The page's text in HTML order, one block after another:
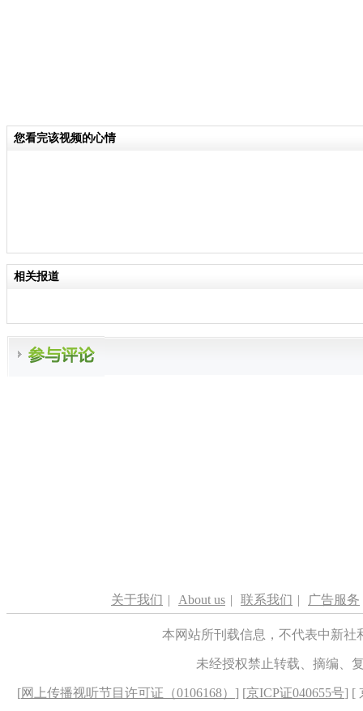
您看完该视频的心情
相关报道
关于我们 | About us | 联系我们 | 广告服务
本网站所刊载信息，不代表中新
未经授权禁止转载、摘编、
[网上传播视听节目许可证（0106168） ] [京ICP证040655号] [